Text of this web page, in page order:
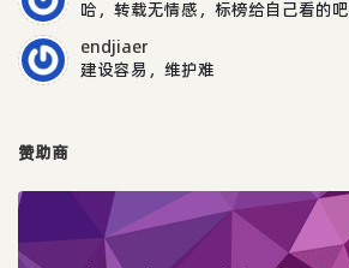
哈，转载无情感，标榜给自己看的吧
endjiaer
建设容易，维护难
赞助商